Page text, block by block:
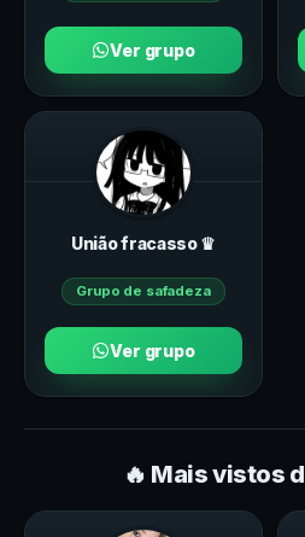
Ver grupo
União fracasso ♛
Grupo de safadeza
Ver grupo
🔥 Mais vistos